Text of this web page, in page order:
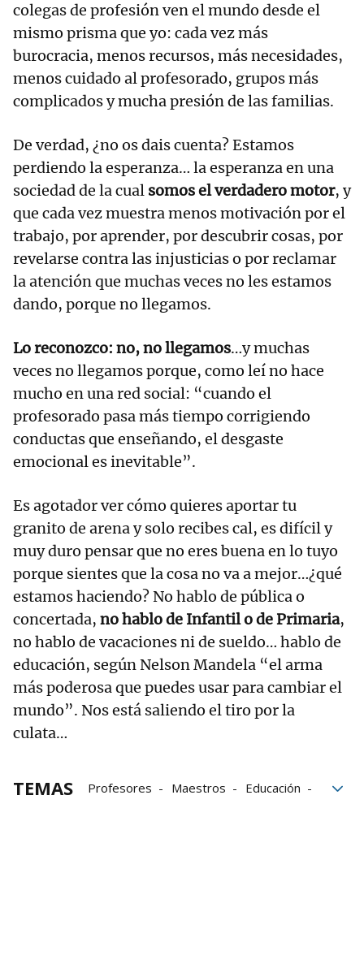
colegas de profesión ven el mundo desde el
mismo prisma que yo: cada vez más
burocracia, menos recursos, más necesidades,
menos cuidado al profesorado, grupos más
complicados y mucha presión de las familias.
De verdad, ¿no os dais cuenta? Estamos
perdiendo la esperanza… la esperanza en una
sociedad de la cual somos el verdadero motor, y
que cada vez muestra menos motivación por el
trabajo, por aprender, por descubrir cosas, por
revelarse contra las injusticias o por reclamar
la atención que muchas veces no les estamos
dando, porque no llegamos.
Lo reconozco: no, no llegamos…y muchas
veces no llegamos porque, como leí no hace
mucho en una red social: “cuando el
profesorado pasa más tiempo corrigiendo
conductas que enseñando, el desgaste
emocional es inevitable”.
Es agotador ver cómo quieres aportar tu
granito de arena y solo recibes cal, es difícil y
muy duro pensar que no eres buena en lo tuyo
porque sientes que la cosa no va a mejor…¿qué
estamos haciendo? No hablo de pública o
concertada, no hablo de Infantil o de Primaria,
no hablo de vacaciones ni de sueldo… hablo de
educación, según Nelson Mandela “el arma
más poderosa que puedes usar para cambiar el
mundo”. Nos está saliendo el tiro por la
culata…
TEMAS Profesores Maestros
Educación